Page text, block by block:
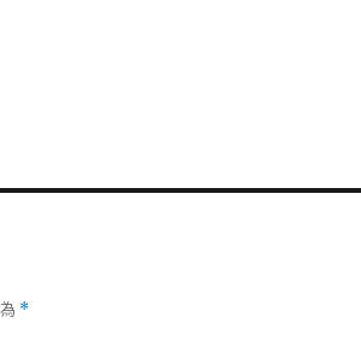
*